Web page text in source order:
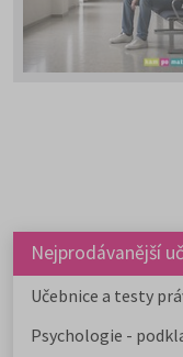
Nejprodávanější
Učebnice a testy
Psychologie -